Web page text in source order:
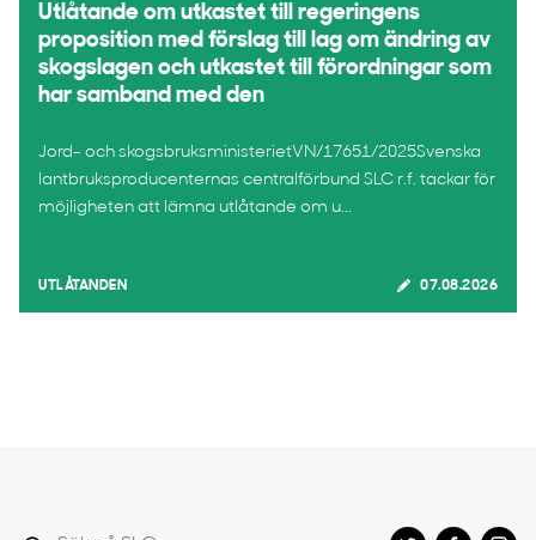
Utlåtande om utkastet till regeringens
proposition med förslag till lag om ändring av
skogslagen och utkastet till förordningar som
har samband med den
Jord- och skogsbruksministerietVN/17651/2025Svenska
lantbruksproducenternas centralförbund SLC r.f. tackar för
möjligheten att lämna utlåtande om u...
UTLÅTANDEN 07.08.2026